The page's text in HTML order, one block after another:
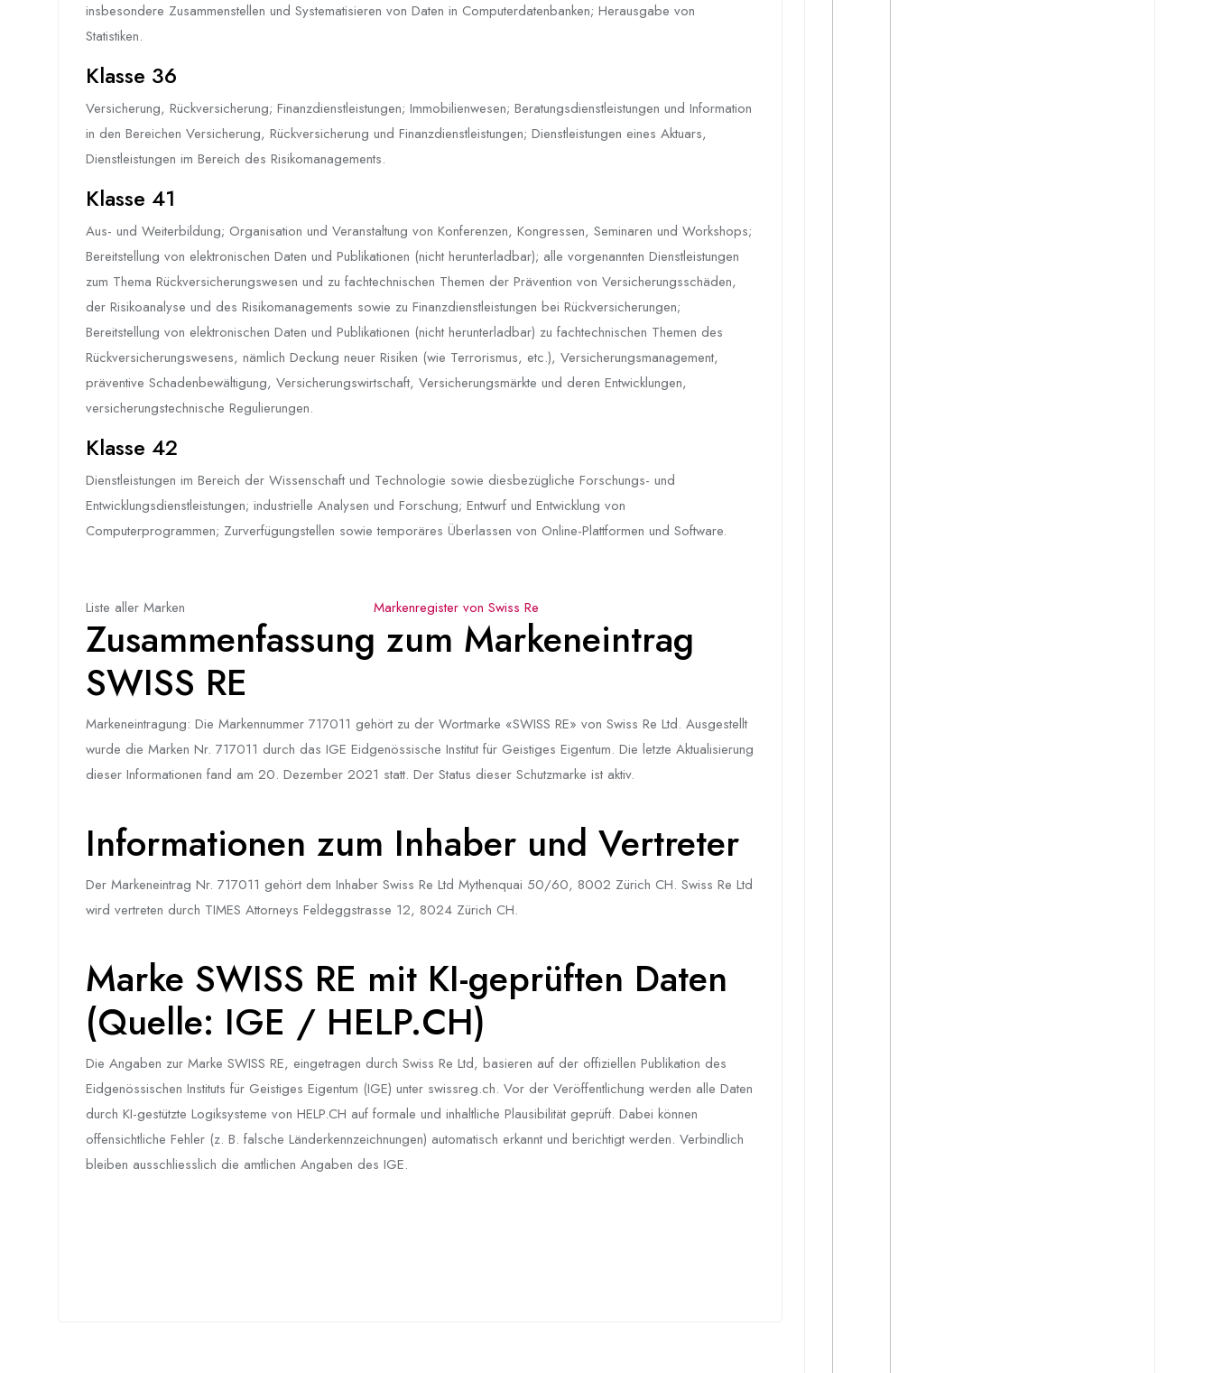
insbesondere Zusammenstellen und Systematisieren von Daten in Computerdatenbanken; Herausgabe von
Statistiken.
Klasse 36
Versicherung, Rückversicherung; Finanzdienstleistungen; Immobilienwesen; Beratungsdienstleistungen und Information
in den Bereichen Versicherung, Rückversicherung und Finanzdienstleistungen; Dienstleistungen eines Aktuars,
Dienstleistungen im Bereich des Risikomanagements.
Klasse 41
Aus- und Weiterbildung; Organisation und Veranstaltung von Konferenzen, Kongressen, Seminaren und Workshops;
Bereitstellung von elektronischen Daten und Publikationen (nicht herunterladbar); alle vorgenannten Dienstleistungen
zum Thema Rückversicherungswesen und zu fachtechnischen Themen der Prävention von Versicherungsschäden,
der Risikoanalyse und des Risikomanagements sowie zu Finanzdienstleistungen bei Rückversicherungen;
Bereitstellung von elektronischen Daten und Publikationen (nicht herunterladbar) zu fachtechnischen Themen des
Rückversicherungswesens, nämlich Deckung neuer Risiken (wie Terrorismus, etc.), Versicherungsmanagement,
präventive Schadenbewältigung, Versicherungswirtschaft, Versicherungsmärkte und deren Entwicklungen,
versicherungstechnische Regulierungen.
Klasse 42
Dienstleistungen im Bereich der Wissenschaft und Technologie sowie diesbezügliche Forschungs- und
Entwicklungsdienstleistungen; industrielle Analysen und Forschung; Entwurf und Entwicklung von
Computerprogrammen; Zurverfügungstellen sowie temporäres Überlassen von Online-Plattformen und Software.
Liste aller Marken Markenregister von Swiss Re
Zusammenfassung zum Markeneintrag
SWISS RE
Markeneintragung: Die Markennummer 717011 gehört zu der Wortmarke «SWISS RE» von Swiss Re Ltd. Ausgestellt
wurde die Marken Nr. 717011 durch das IGE Eidgenössische Institut für Geistiges Eigentum. Die letzte Aktualisierung
dieser Informationen fand am 20. Dezember 2021 statt. Der Status dieser Schutzmarke ist aktiv.
Informationen zum Inhaber und Vertreter
Der Markeneintrag Nr. 717011 gehört dem Inhaber Swiss Re Ltd Mythenquai 50/60, 8002 Zürich CH. Swiss Re Ltd
wird vertreten durch TIMES Attorneys Feldeggstrasse 12, 8024 Zürich CH.
Marke SWISS RE mit KI-geprüften Daten
(Quelle: IGE / HELP.CH)
Die Angaben zur Marke SWISS RE, eingetragen durch Swiss Re Ltd, basieren auf der offiziellen Publikation des
Eidgenössischen Instituts für Geistiges Eigentum (IGE) unter swissreg.ch. Vor der Veröffentlichung werden alle Daten
durch KI-gestützte Logiksysteme von HELP.CH auf formale und inhaltliche Plausibilität geprüft. Dabei können
offensichtliche Fehler (z. B. falsche Länderkennzeichnungen) automatisch erkannt und berichtigt werden. Verbindlich
bleiben ausschliesslich die amtlichen Angaben des IGE.